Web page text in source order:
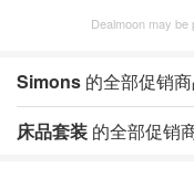
Dealmoon may be
Simons 的全部促销
床品套装 的全部促销